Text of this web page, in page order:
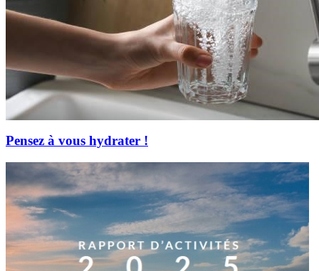
Pensez à vous hydrater !